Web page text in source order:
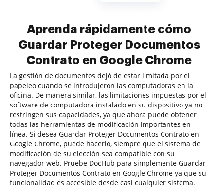
Aprenda rápidamente cómo
Guardar Proteger Documentos
Contrato en Google Chrome
La gestión de documentos dejó de estar limitada por el
papeleo cuando se introdujeron las computadoras en la
oficina. De manera similar, las limitaciones impuestas por el
software de computadora instalado en su dispositivo ya no
restringen sus capacidades, ya que ahora puede obtener
todas las herramientas de modificación importantes en
línea. Si desea Guardar Proteger Documentos Contrato en
Google Chrome, puede hacerlo, siempre que el sistema de
modificación de su elección sea compatible con su
navegador web. Pruebe DocHub para simplemente Guardar
Proteger Documentos Contrato en Google Chrome ya que su
funcionalidad es accesible desde casi cualquier sistema.